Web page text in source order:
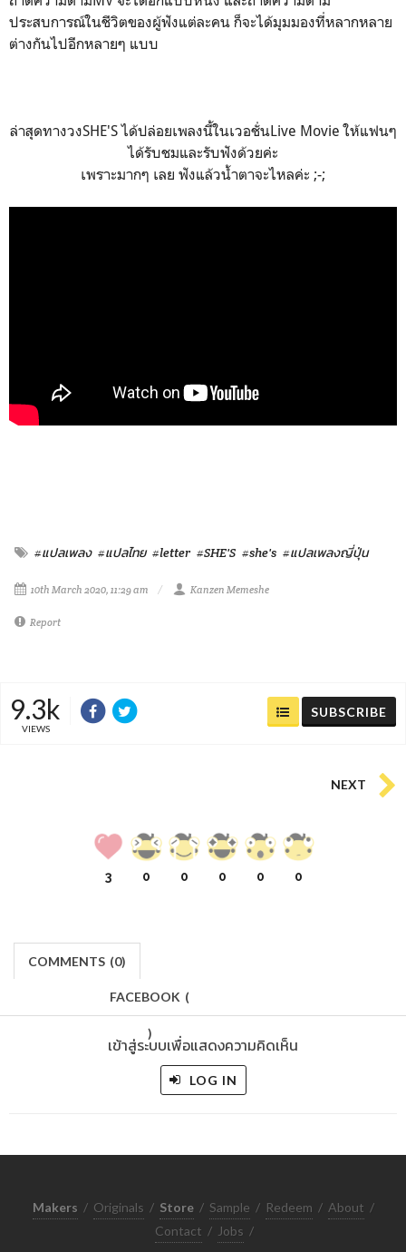
ประสบการณ์ในชีวิตของผู้ฟังแต่ละคน ก็จะได้มุมมองที่หลากหลาย
ต่างกันไปอีกหลายๆ แบบ
ล่าสุดทางวงSHE'S ได้ปล่อยเพลงนี้ในเวอชั่นLive Movie ให้แฟนๆ
ได้รับชมและรับฟังด้วยค่ะ
เพราะมากๆ เลย ฟังแล้วน้ำตาจะไหลค่ะ ;-;
#แปลเพลง #แปลไทย #letter #SHE'S #she's #แปลเพลงญี่ปุ่น
10th March 2020, 11:29 am Kanzen Memeshe
Report
9.3k
VIEWS
SUBSCRIBE
NEXT
3 0 0 0 0 0
COMMENTS (0)
FACEBOOK (
)
เข้าสู่ระบบเพื่อแสดงความคิดเห็น
LOG IN
Makers / Originals / Store / Sample / Redeem / About /
Contact / Jobs /